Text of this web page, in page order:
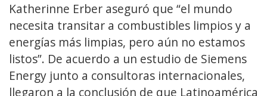
Katherinne Erber aseguró que “el mundo
necesita transitar a combustibles limpios y a
energías más limpias, pero aún no estamos
listos”. De acuerdo a un estudio de Siemens
Energy junto a consultoras internacionales,
llegaron a la conclusión de que Latinoamérica